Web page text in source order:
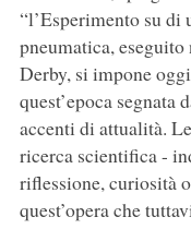
“l’Esperimento su
pneumatica,
Derby, si impone
quest’epoca
accenti di attualità.
ricerca scientifica -
riflessione, curiosità
quest’opera che